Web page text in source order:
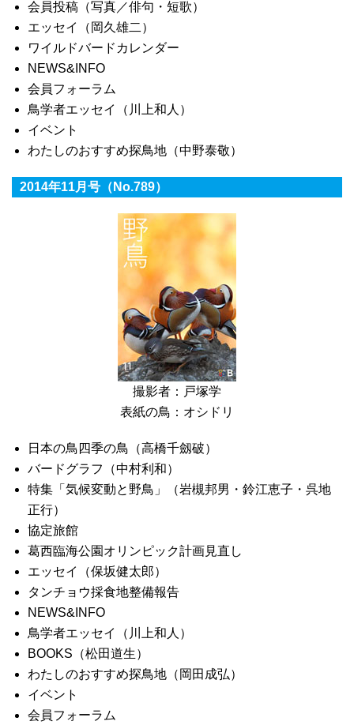
会員投稿（写真／俳句・短歌）
エッセイ（岡久雄二）
ワイルドバードカレンダー
NEWS&INFO
会員フォーラム
鳥学者エッセイ（川上和人）
イベント
わたしのおすすめ探鳥地（中野泰敬）
2014年11月号（No.789）
撮影者：戸塚学
表紙の鳥：オシドリ
日本の鳥四季の鳥（高橋千劔破）
バードグラフ（中村利和）
特集「気候変動と野鳥」（岩槻邦男・鈴江恵子・呉地
正行）
協定旅館
葛西臨海公園オリンピック計画見直し
エッセイ（保坂健太郎）
タンチョウ採食地整備報告
NEWS&INFO
鳥学者エッセイ（川上和人）
BOOKS（松田道生）
わたしのおすすめ探鳥地（岡田成弘）
イベント
会員フォーラム